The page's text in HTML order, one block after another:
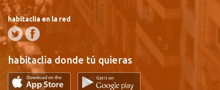
habitaclia en la red
habitaclia donde tú quieras